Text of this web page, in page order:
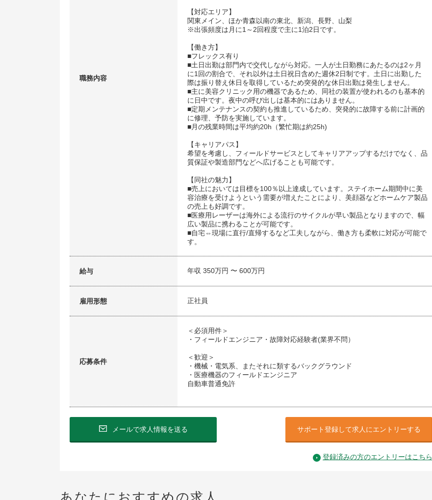
職務内容
【対応エリア】
関東メイン、ほか青森以南の東北、新潟、長野、山梨
※出張頻度は月に1～2回程度で主に1泊2日です。
【働き方】
■フレックス有り
■土日出勤は部門内で交代しながら対応。一人が土日勤務にあたるのは2ヶ月
に1回の割合で、それ以外は土日祝日含めた週休2日制です。土日に出勤した
際は振り替え休日を取得しているため突発的な休日出勤は発生しません。
■主に美容クリニック用の機器であるため、同社の装置が使われるのも基本的
に日中です。夜中の呼び出しは基本的にはありません。
■定期メンテナンスの契約も推進しているため、突発的に故障する前に計画的
に修理、予防を実施しています。
■月の残業時間は平均約20h（繁忙期は約25h)
【キャリアパス】
希望を考慮し、フィールドサービスとしてキャリアアップするだけでなく、品
質保証や製造部門などへ広げることも可能です。
【同社の魅力】
■売上においては目標を100％以上達成しています。ステイホーム期間中に美
容治療を受けようという需要が増えたことにより、美顔器などホームケア製品
の売上も好調です。
■医療用レーザーは海外による流行のサイクルが早い製品となりますので、幅
広い製品に携わることが可能です。
■自宅⇔現場に直行/直帰するなど工夫しながら、働き方も柔軟に対応が可能で
す。
給与 年収 350万円 〜 600万円
雇用形態 正社員
応募条件
＜必須用件＞
・フィールドエンジニア・故障対応経験者(業界不問）
＜歓迎＞
・機械・電気系、またそれに類するバックグラウンド
・医療機器のフィールドエンジニア
自動車普通免許
メールで求人情報を送る サポート登録して求人にエントリーする
登録済みの方のエントリーはこちら
あなたにおすすめの求人